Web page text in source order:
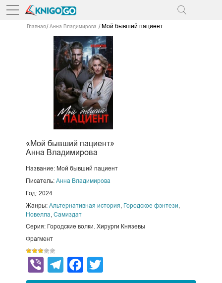
Главная Анна Владимирова Мой бывший пациент
«Мой бывший пациент»
Анна Владимирова
Название: Мой бывший пациент
Писатель: Анна Владимирова
Год: 2024
Жанры: Альтернативная история Городское фэнтези
Новелла Самиздат
Серия: Городские волки. Хирурги Князевы
Фрагмент
ViberTelegram
Facebook